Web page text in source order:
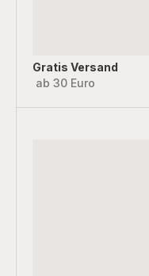
Gratis Versand
ab 30 Euro